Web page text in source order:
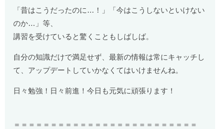
「昔はこうだったのに…！」「今はこうしないといけない
のか…」等、
講習を受けていると驚くこともしばしば。
自分の知識だけで満足せず、最新の情報は常にキャッチし
て、アップデートしていかなくてはいけませんね。
日々勉強！日々前進！今日も元気に頑張ります！
＝＝＝＝＝＝＝＝＝＝＝＝＝＝＝＝＝＝＝＝＝＝＝＝＝